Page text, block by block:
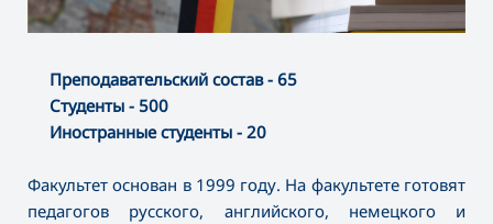
Преподавательский состав - 65
Студенты - 500
Иностранные студенты - 20
Факультет основан в 1999 году. На факультете готовят
педагогов русского, английского, немецкого и